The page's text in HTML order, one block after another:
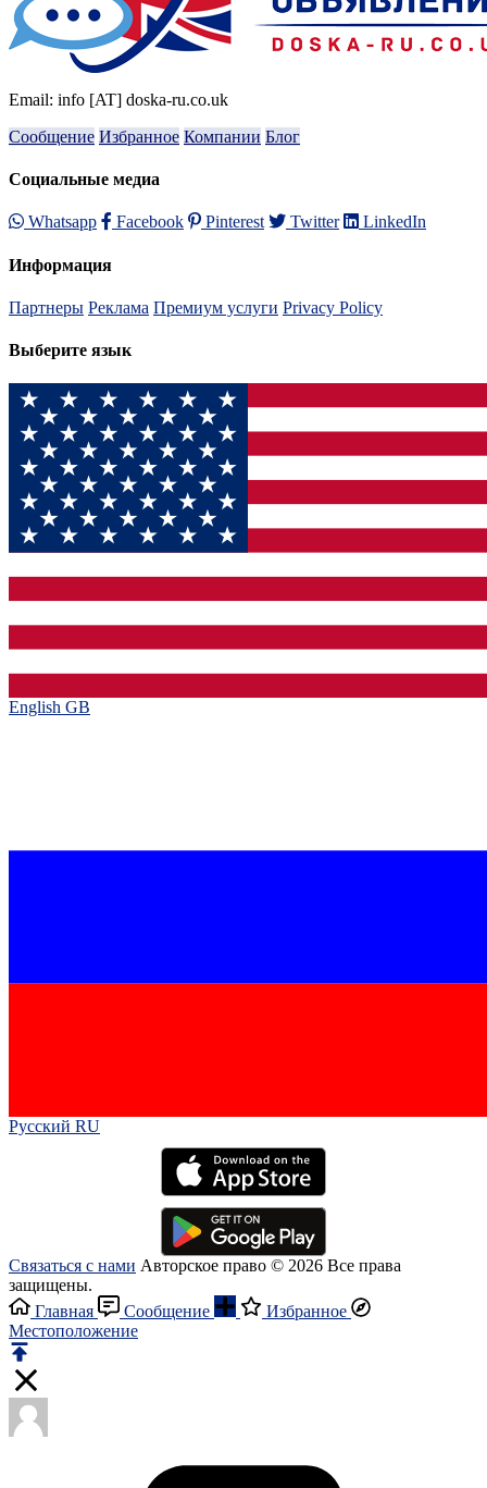
Email: info [AT] doska-ru.co.uk
Сообщение Избранное Компании Блог
Социальные медиа
Whatsapp Facebook Pinterest Twitter LinkedIn
Информация
Партнеры Реклама Премиум услуги Privacy Policy
Выберите язык
English GB‎
Русский RU‎
Связаться с нами Авторское право © 2026 Все права
защищены.
Главная
Сообщение
Избранное
Местоположение